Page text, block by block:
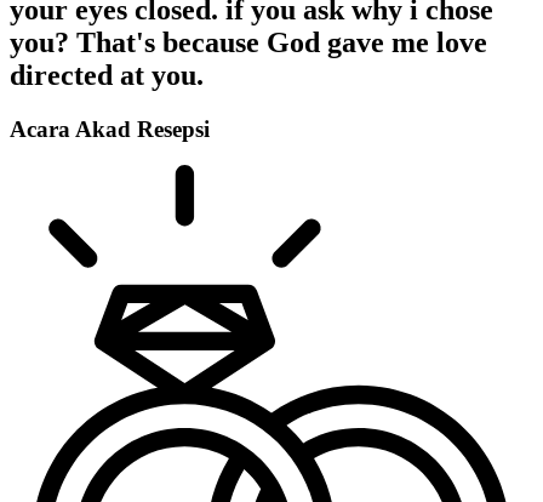
your eyes closed. if you ask why i chose
you? That's because God gave me love
directed at you.
Acara Akad Resepsi